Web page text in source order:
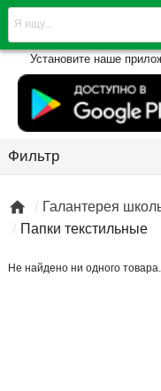
Установите наше
Фильтр
 Галантерея
Папки текстильные
Не найдено ни одного товара.